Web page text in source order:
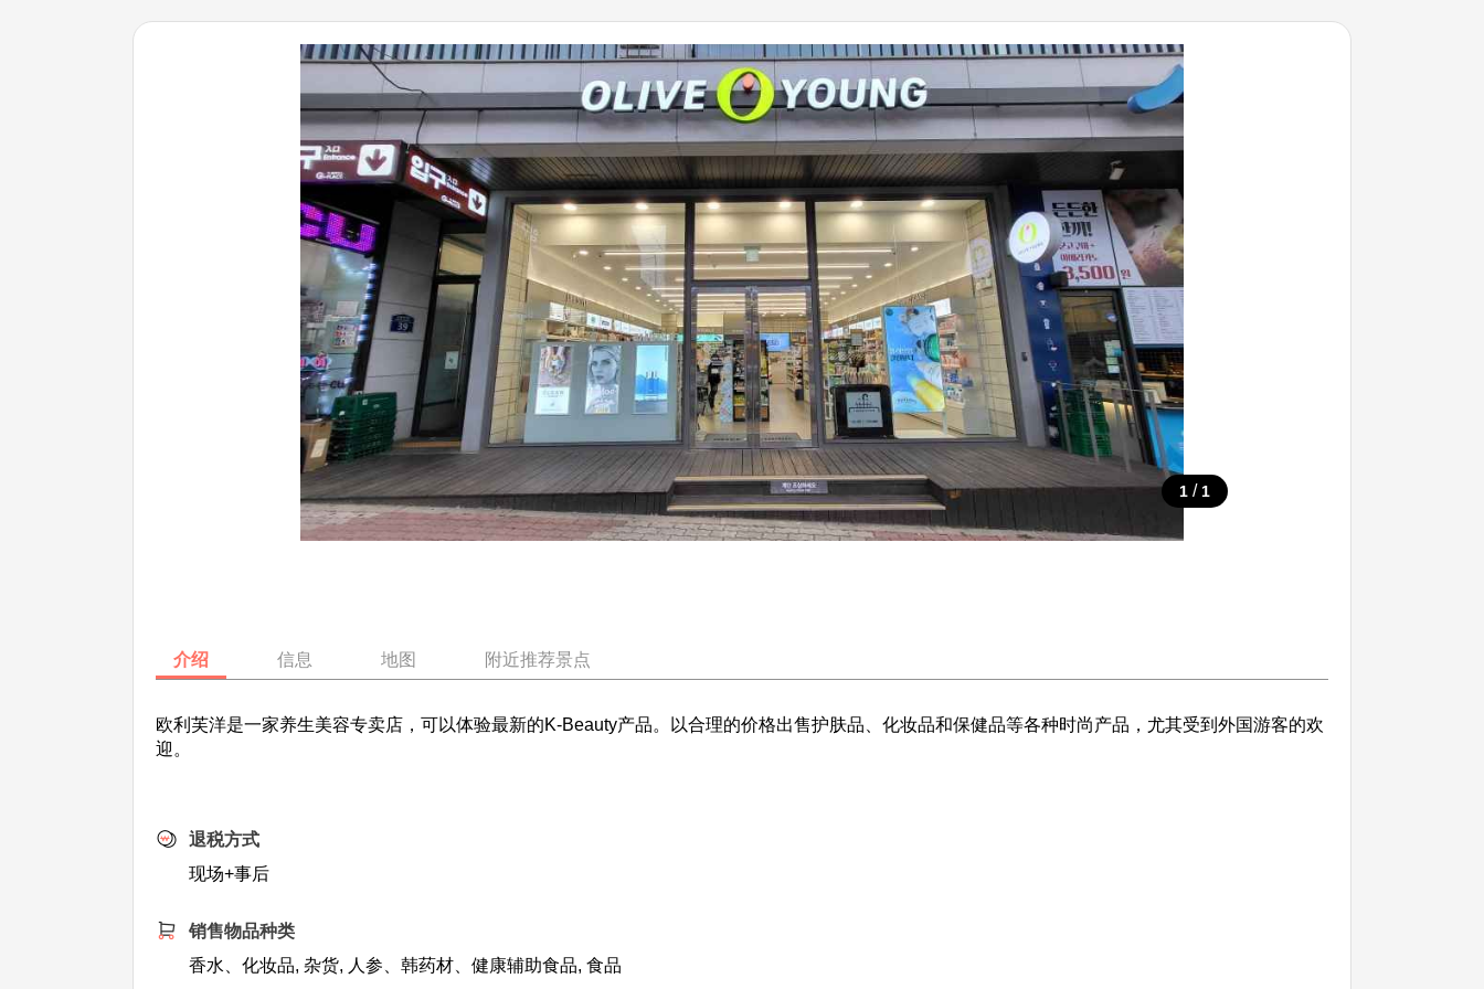
1 / 1
介绍 信息 地图 附近推荐景点
欧利芙洋是一家养生美容专卖店，可以体验最新的K-Beauty产品。以合理的价格出售护肤品、化妆品和保健品等各种时尚产品，尤其受到外国游客的欢
迎。
退税方式
现场+事后
销售物品种类
香水、化妆品, 杂货, 人参、韩药材、健康辅助食品, 食品